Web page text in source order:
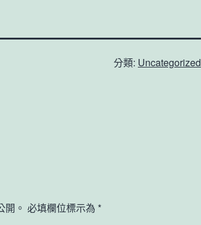
分類: Uncategorized
開。 必填欄位標示為 *